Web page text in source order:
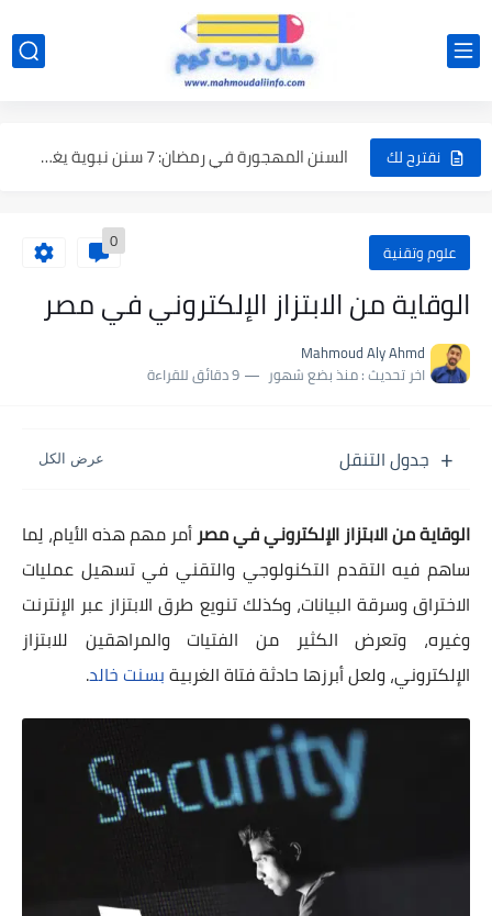
نقترح لك
كيف تتحرى ليلة القدر؟ دليل عملي لاغتنام أعظم ليلة في...
السنن المهجورة في رمضان: 7 سنن نبوية يغفل عنها كثير...
هل تم اغتيال نتنياهو؟ حقيقة مقتل نتنياهو بين الشائعة والواقع
أفضل 10 عادات يومية تغير حياتك للأفضل
إبليس في القرآن: أول العاصين ودروس الكِبر التي لا تُغتفر
علوم وتقنية 0
الوقاية من الابتزاز الإلكتروني في مصر
Mahmoud Aly Ahmd
اخر تحديث :منذ بضع شهور 9 دقائق للقراءة
جدول التنقل
الوقاية من الابتزاز الإلكتروني في مصرأمر مهم هذه الأيام، لِما
ساهم فيه التقدم التكنولوجي والتقني في تسهيل عمليات
الاختراق وسرقة البيانات، وكذلك تنويع طرق الابتزاز عبر الإنترنت
وغيره، وتعرض الكثير من الفتيات والمراهقين للابتزاز
الإلكتروني، ولعل أبرزها حادثة فتاة الغربيةبسنت خالد.